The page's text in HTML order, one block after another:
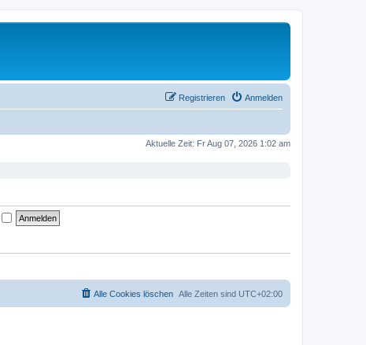
Anmelden
Registrieren
Aktuelle Zeit: Fr Aug 07, 2026 1:02 am
Alle Zeiten sind UTC+02:00
Alle Cookies löschen